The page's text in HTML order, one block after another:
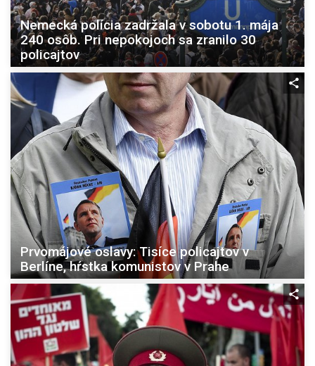
Nemecká polícia zadržala v sobotu 1. mája
240 osôb. Pri nepokojoch sa zranilo 30
policajtov
Prvomájové oslavy: Tisíce policajtov v
Berlíne, hŕstka komunistov v Prahe